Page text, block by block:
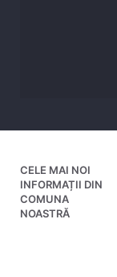
CELE MAI NOI
INFORMAȚII DIN
COMUNA
NOASTRĂ